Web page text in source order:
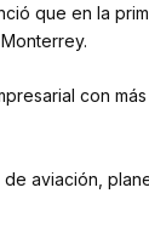
que en la
con
aviación,